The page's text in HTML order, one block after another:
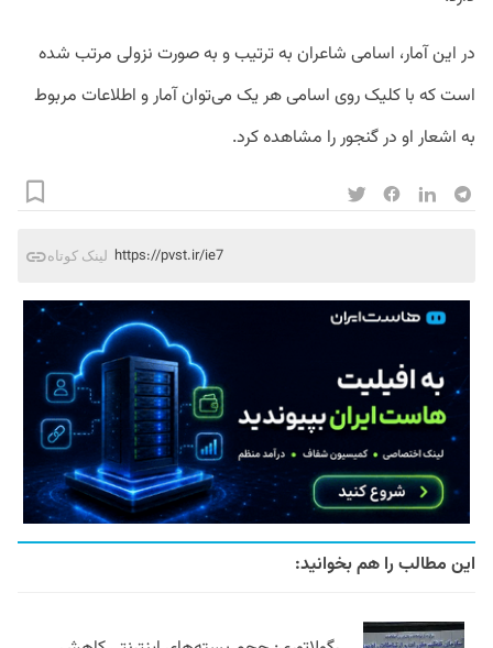
در این آمار، اسامی شاعران به ترتیب و به صورت نزولی مرتب شده
است که با کلیک روی اسامی هر یک می‌توان آمار و اطلاعات مربوط
به اشعار او در گنجور را مشاهده کرد.
لینک کوتاه https://pvst.ir/ie7
این مطالب را هم بخوانید: